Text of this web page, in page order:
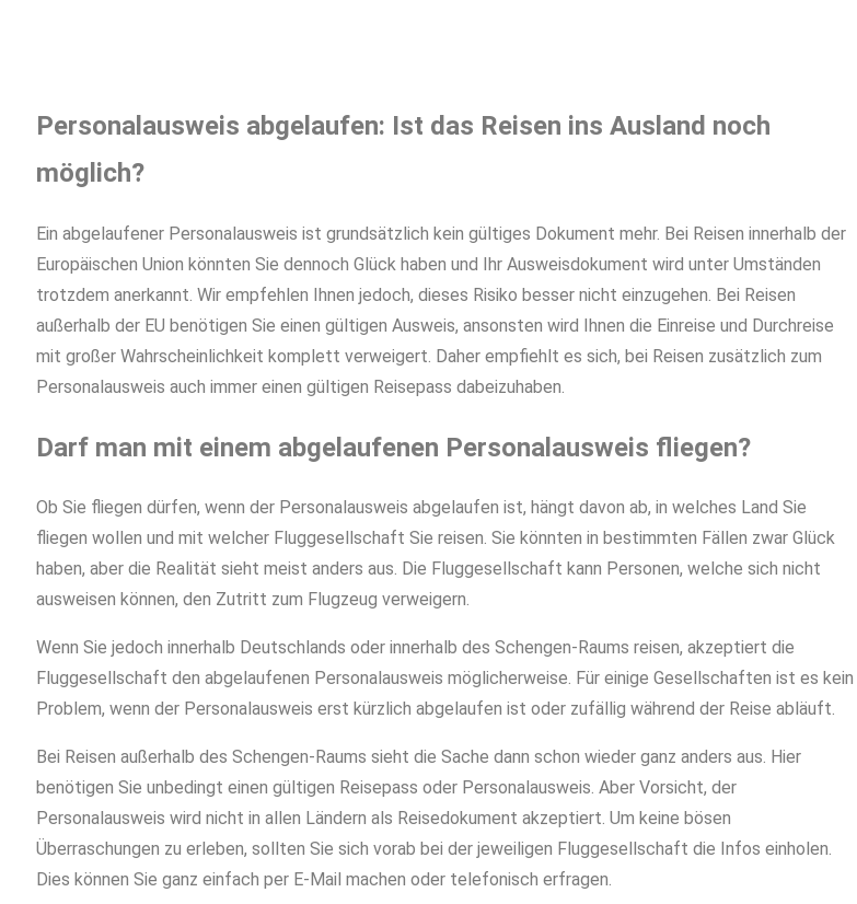
Personalausweis abgelaufen: Ist das Reisen ins Ausland noch
möglich?
Ein abgelaufener Personalausweis ist grundsätzlich kein gültiges Dokument mehr. Bei Reisen innerhalb der
Europäischen Union könnten Sie dennoch Glück haben und Ihr Ausweisdokument wird unter Umständen
trotzdem anerkannt. Wir empfehlen Ihnen jedoch, dieses Risiko besser nicht einzugehen. Bei Reisen
außerhalb der EU benötigen Sie einen gültigen Ausweis, ansonsten wird Ihnen die Einreise und Durchreise
mit großer Wahrscheinlichkeit komplett verweigert. Daher empfiehlt es sich, bei Reisen zusätzlich zum
Personalausweis auch immer einen gültigen Reisepass dabeizuhaben.
Darf man mit einem abgelaufenen Personalausweis fliegen?
Ob Sie fliegen dürfen, wenn der Personalausweis abgelaufen ist, hängt davon ab, in welches Land Sie
fliegen wollen und mit welcher Fluggesellschaft Sie reisen. Sie könnten in bestimmten Fällen zwar Glück
haben, aber die Realität sieht meist anders aus. Die Fluggesellschaft kann Personen, welche sich nicht
ausweisen können, den Zutritt zum Flugzeug verweigern.
Wenn Sie jedoch innerhalb Deutschlands oder innerhalb des Schengen-Raums reisen, akzeptiert die
Fluggesellschaft den abgelaufenen Personalausweis möglicherweise. Für einige Gesellschaften ist es kein
Problem, wenn der Personalausweis erst kürzlich abgelaufen ist oder zufällig während der Reise abläuft.
Bei Reisen außerhalb des Schengen-Raums sieht die Sache dann schon wieder ganz anders aus. Hier
benötigen Sie unbedingt einen gültigen Reisepass oder Personalausweis. Aber Vorsicht, der
Personalausweis wird nicht in allen Ländern als Reisedokument akzeptiert. Um keine bösen
Überraschungen zu erleben, sollten Sie sich vorab bei der jeweiligen Fluggesellschaft die Infos einholen.
Dies können Sie ganz einfach per E-Mail machen oder telefonisch erfragen.